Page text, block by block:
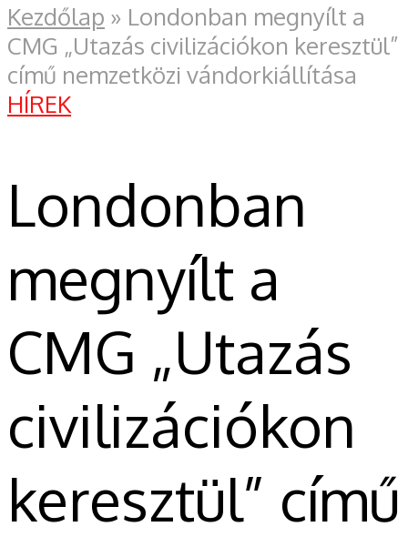
Kezdőlap » Londonban megnyílt a
CMG „Utazás civilizációkon keresztül”
című nemzetközi vándorkiállítása
HÍREK
Londonban
megnyílt a
CMG „Utazás
civilizációkon
keresztül” című